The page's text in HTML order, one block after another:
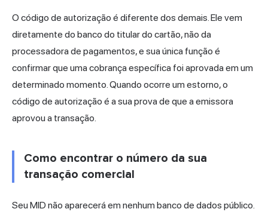
O código de autorização é diferente dos demais. Ele vem
diretamente do banco do titular do cartão, não da
processadora de pagamentos, e sua única função é
confirmar que uma cobrança específica foi aprovada em um
determinado momento. Quando ocorre um estorno, o
código de autorização é a sua prova de que a emissora
aprovou a transação.
Como encontrar o número da sua
transação comercial
Seu MID não aparecerá em nenhum banco de dados público.